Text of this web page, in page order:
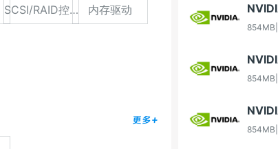
SCSI/RAID控制器驱动 内存驱动
更多+
854MB
854MB
854MB